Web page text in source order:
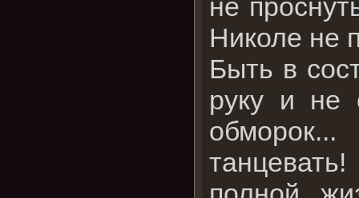
Николе не
Быть в
руку и не